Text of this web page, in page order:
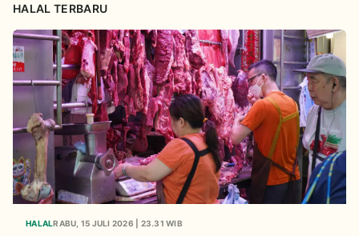
HALAL TERBARU
HALALRABU, 15 JULI 2026 | 23.31 WIB